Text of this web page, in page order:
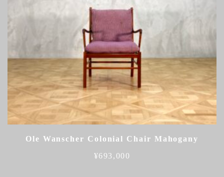
Ole Wanscher Colonial Chair Mahogany
¥693,000